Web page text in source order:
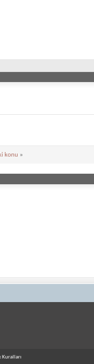
konu »
Kuralları